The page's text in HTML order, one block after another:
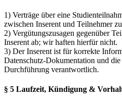
1) Verträge über eine
zwischen Inserent und Teilnehmer
2) Vergütungszusagen gegenüber
Inserent ab; wir haften hierfür nicht.
3) Der Inserent ist für korrekte
Datenschutz-Dokumentation und
Durchführung verantwortlich.
§ 5 Laufzeit, Kündigung &